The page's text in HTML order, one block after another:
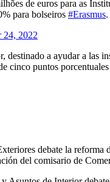
de euros para as
para bolseiros #Erasmus.
24, 2022
destinado a ayudar a
cinco puntos
debate la
del comisario de